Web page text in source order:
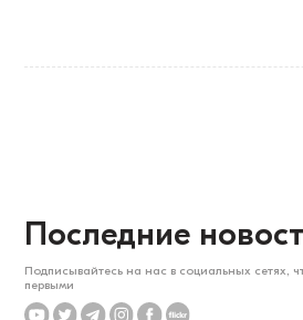
Последние
Подписывайтесь на нас в социальных сетях,
первыми